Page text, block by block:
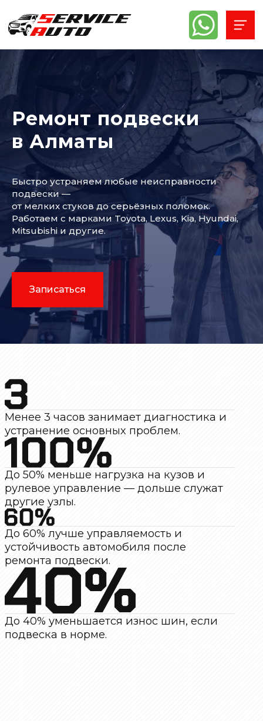
Ремонт подвески
в Алматы
Быстро устраняем любые неисправности
подвески —
от мелких стуков до серьёзных поломок.
Работаем с марками Toyota, Lexus, Kia, Hyundai,
Mitsubishi и другие.
Записаться
устранение основных проблем.
До 50% меньше нагрузка на кузов и
До 60% лучше управляемость и
устойчивость автомобиля после
ремонта подвески.
До 40% уменьшается износ шин, если